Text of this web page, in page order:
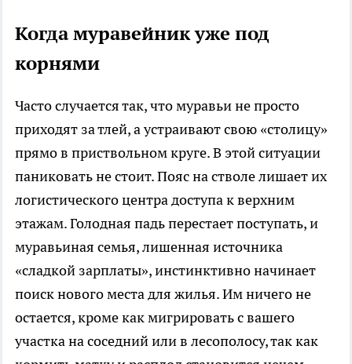
Когда муравейник уже под
корнями
Часто случается так, что муравьи не просто
приходят за тлей, а устраивают свою «столицу»
прямо в приствольном круге. В этой ситуации
паниковать не стоит. Пояс на стволе лишает их
логистического центра доступа к верхним
этажам. Голодная падь перестает поступать, и
муравьиная семья, лишенная источника
«сладкой зарплаты», инстинктивно начинает
поиск нового места для жилья. Им ничего не
остается, кроме как мигрировать с вашего
участка на соседний или в лесополосу, так как